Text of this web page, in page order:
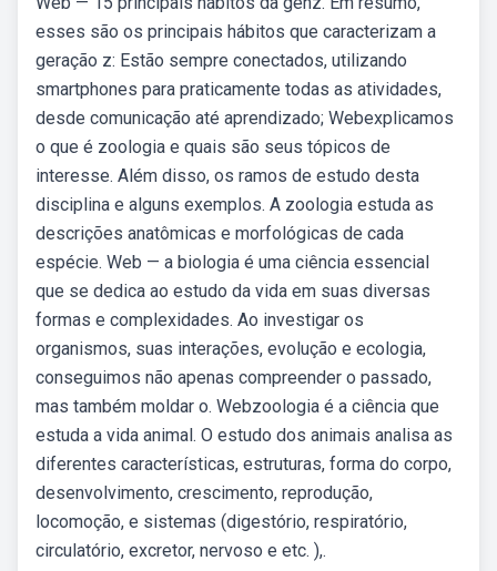
esses são os principais hábitos que caracterizam a
geração z: Estão sempre conectados, utilizando
smartphones para praticamente todas as atividades,
desde comunicação até aprendizado; Webexplicamos
o que é zoologia e quais são seus tópicos de
interesse. Além disso, os ramos de estudo desta
disciplina e alguns exemplos. A zoologia estuda as
descrições anatômicas e morfológicas de cada
espécie. Web — a biologia é uma ciência essencial
que se dedica ao estudo da vida em suas diversas
formas e complexidades. Ao investigar os
organismos, suas interações, evolução e ecologia,
conseguimos não apenas compreender o passado,
mas também moldar o. Webzoologia é a ciência que
estuda a vida animal. O estudo dos animais analisa as
diferentes características, estruturas, forma do corpo,
desenvolvimento, crescimento, reprodução,
locomoção, e sistemas (digestório, respiratório,
circulatório, excretor, nervoso e etc. ),.